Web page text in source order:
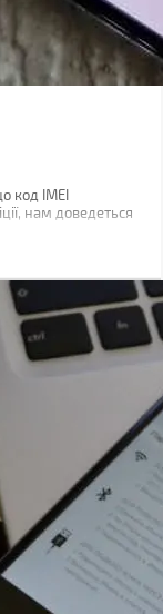
код IMEI
нам доведеться
повідомити